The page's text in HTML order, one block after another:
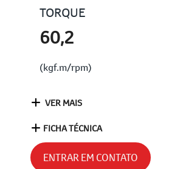
TORQUE
60,2
(kgf.m/rpm)
VER MAIS
FICHA TÉCNICA
ENTRAR EM CONTATO